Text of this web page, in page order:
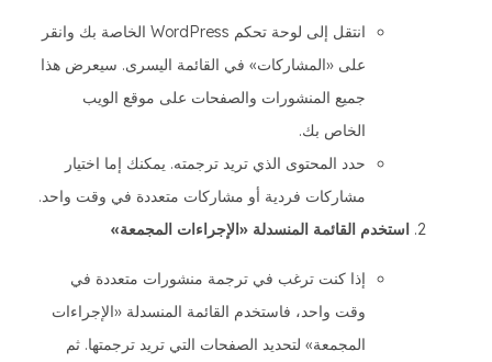
انتقل إلى لوحة تحكم WordPress الخاصة بك وانقر
على «المشاركات» في القائمة اليسرى. سيعرض هذا
جميع المنشورات والصفحات على موقع الويب
الخاص بك.
حدد المحتوى الذي تريد ترجمته. يمكنك إما اختيار
مشاركات فردية أو مشاركات متعددة في وقت واحد.
استخدم القائمة المنسدلة «الإجراءات المجمعة»
إذا كنت ترغب في ترجمة منشورات متعددة في
وقت واحد، فاستخدم القائمة المنسدلة «الإجراءات
المجمعة» لتحديد الصفحات التي تريد ترجمتها. ثم